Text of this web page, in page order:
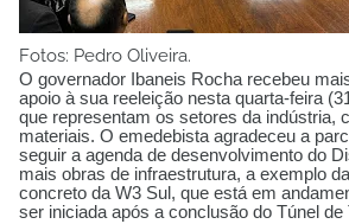
Fotos: Pedro Oliveira.
O governador Ibaneis Rocha recebeu
apoio à sua reeleição nesta quarta-feira
que representam os setores da indústria,
materiais. O emedebista agradeceu a
seguir a agenda de desenvolvimento do
mais obras de infraestrutura, a exemplo
concreto da W3 Sul, que está em
ser iniciada após a conclusão do Túnel de